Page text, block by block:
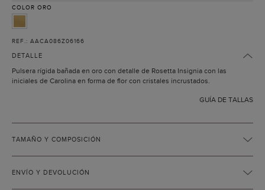
COLOR ORO
REF.: AACA086Z06166
DETALLE
Pulsera rígida bañada en oro con detalle de Rosetta Insignia con las
iniciales de Carolina en forma de flor con cristales incrustados.
GUÍA DE TALLAS
TAMAÑO Y COMPOSICIÓN
ENVÍO Y DEVOLUCIÓN